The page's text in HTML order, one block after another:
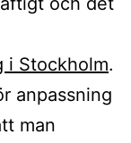
i Stockholm.
anpassning
man